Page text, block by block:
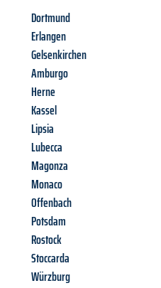
Dortmund
Erlangen
Gelsenkirchen
Amburgo
Herne
Kassel
Lipsia
Lubecca
Magonza
Monaco
Offenbach
Potsdam
Rostock
Stoccarda
Würzburg